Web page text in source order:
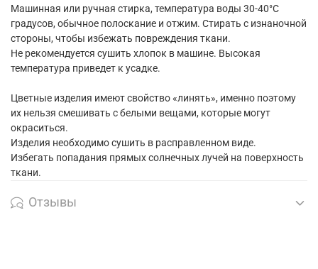
Машинная или ручная стирка, температура воды 30-40°С
градусов, обычное полоскание и отжим. Стирать с изнаночной
стороны, чтобы избежать повреждения ткани.
Не рекомендуется сушить хлопок в машине. Высокая
температура приведет к усадке.
Цветные изделия имеют свойство «линять», именно поэтому
их нельзя смешивать с белыми вещами, которые могут
окраситься.
Изделия необходимо сушить в расправленном виде.
Избегать попадания прямых солнечных лучей на поверхность
ткани.
Отзывы